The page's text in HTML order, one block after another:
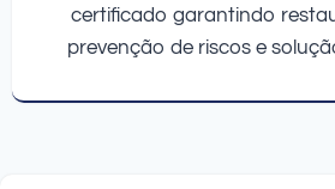
certificado garantindo
prevenção de riscos e